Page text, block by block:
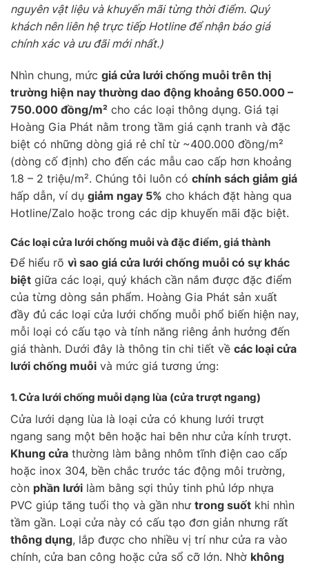
nguyên vật liệu và khuyến mãi từng thời điểm. Quý
khách nên liên hệ trực tiếp Hotline để nhận báo giá
chính xác và ưu đãi mới nhất.)
Nhìn chung, mức giá cửa lưới chống muỗi trên thị
trường hiện nay thường dao động khoảng 650.000 –
750.000 đồng/m² cho các loại thông dụng. Giá tại
Hoàng Gia Phát nằm trong tầm giá cạnh tranh và đặc
biệt có những dòng giá rẻ chỉ từ ~400.000 đồng/m²
(dòng cố định) cho đến các mẫu cao cấp hơn khoảng
1.8 – 2 triệu/m². Chúng tôi luôn có chính sách giảm giá
hấp dẫn, ví dụ giảm ngay 5% cho khách đặt hàng qua
Hotline/Zalo hoặc trong các dịp khuyến mãi đặc biệt.
Các loại cửa lưới chống muỗi và đặc điểm, giá thành
Để hiểu rõ vì sao giá cửa lưới chống muỗi có sự khác
biệt giữa các loại, quý khách cần nắm được đặc điểm
của từng dòng sản phẩm. Hoàng Gia Phát sản xuất
đầy đủ các loại cửa lưới chống muỗi phổ biến hiện nay,
mỗi loại có cấu tạo và tính năng riêng ảnh hưởng đến
giá thành. Dưới đây là thông tin chi tiết về các loại cửa
lưới chống muỗi và mức giá tương ứng:
1. Cửa lưới chống muỗidạng lùa (cửa trượt ngang)
Cửa lưới dạng lùa là loại cửa có khung lưới trượt
ngang sang một bên hoặc hai bên như cửa kính trượt.
Khung cửa thường làm bằng nhôm tĩnh điện cao cấp
hoặc inox 304, bền chắc trước tác động môi trường,
còn phần lưới làm bằng sợi thủy tinh phủ lớp nhựa
PVC giúp tăng tuổi thọ và gần như trong suốt khi nhìn
tầm gần. Loại cửa này có cấu tạo đơn giản nhưng rất
thông dụng, lắp được cho nhiều vị trí như cửa ra vào
chính, cửa ban công hoặc cửa sổ cỡ lớn. Nhờ không